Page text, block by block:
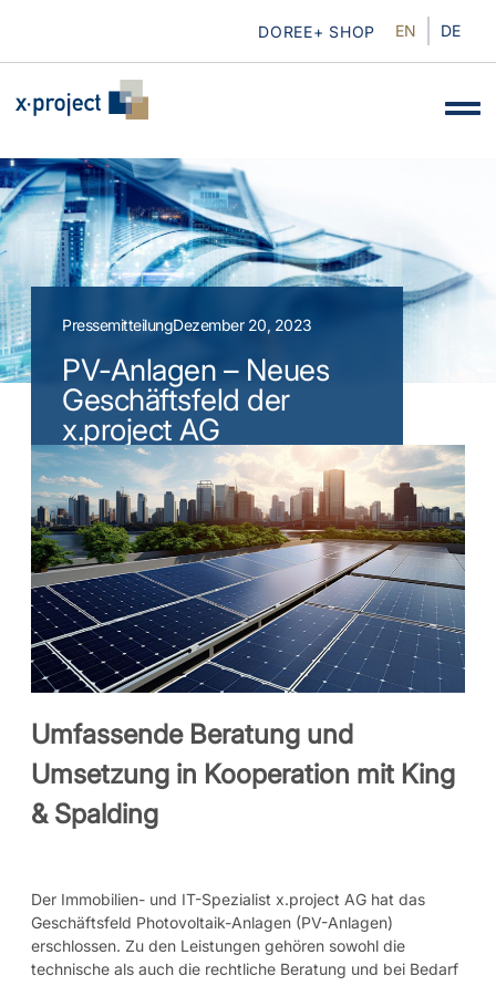
DOREE+ SHOP EN DE
PressemitteilungDezember 20, 2023
PV-Anlagen – Neues
Geschäftsfeld der
x.project AG
Umfassende Beratung und
Umsetzung in Kooperation mit King
& Spalding
Der Immobilien- und IT-Spezialist x.project AG hat das
Geschäftsfeld Photovoltaik-Anlagen (PV-Anlagen)
erschlossen. Zu den Leistungen gehören sowohl die
technische als auch die rechtliche Beratung und bei Bedarf